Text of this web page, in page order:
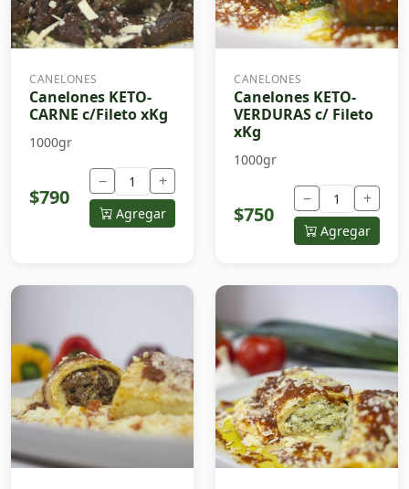
CANELONES
Canelones KETO-
CARNE c/Fileto xKg
1000gr
$790
− +
Agregar
CANELONES
Canelones KETO-
VERDURAS c/ Fileto
xKg
1000gr
$750
− +
Agregar